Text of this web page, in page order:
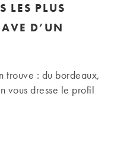
LES PLUS
D’UN
trouve : du bordeaux,
vous dresse le profil